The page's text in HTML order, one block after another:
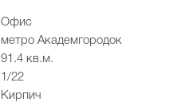
Офис
метро Академгородок
91.4 кв.м.
1/22
Кирпич